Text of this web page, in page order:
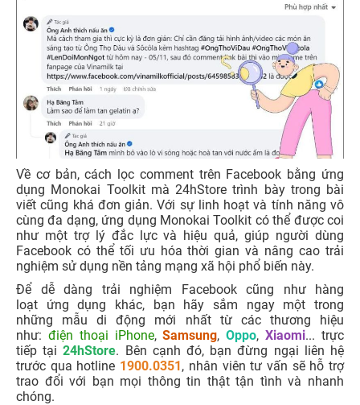
Về cơ bản, cách lọc comment trên Facebook bằng ứng
dụng Monokai Toolkit mà 24hStore trình bày trong bài
viết cũng khá đơn giản. Với sự linh hoạt và tính năng vô
cùng đa dạng, ứng dụng Monokai Toolkit có thể được coi
như một trợ lý đắc lực và hiệu quả, giúp người dùng
Facebook có thể tối ưu hóa thời gian và nâng cao trải
nghiệm sử dụng nền tảng mạng xã hội phổ biến này.
Để dễ dàng trải nghiệm Facebook cũng như hàng
loạt ứng dụng khác, bạn hãy sắm ngay một trong
những mẫu di động mới nhất từ các thương hiệu
như: điện thoại iPhone,Samsung,Oppo,Xiaomi... trực
tiếp tại24hStore. Bên cạnh đó, bạn đừng ngại liên hệ
trước qua hotline 1900.0351, nhân viên tư vấn sẽ hỗ trợ
trao đổi với bạn mọi thông tin thật tận tình và nhanh
chóng.